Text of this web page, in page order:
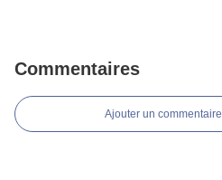
Commentaires
Ajouter un commentaire